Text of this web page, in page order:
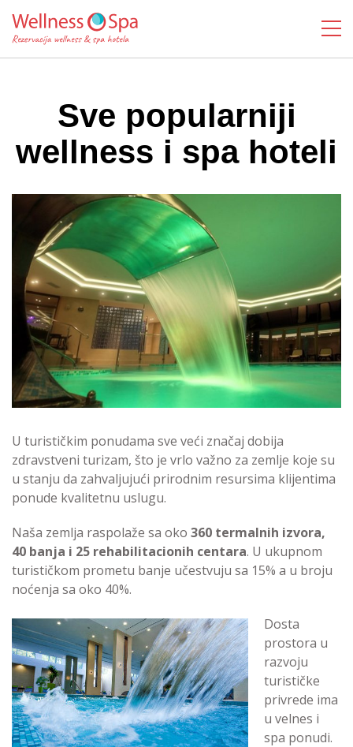
Sve popularniji
wellness i spa hoteli
U turističkim ponudama sve veći značaj dobija
zdravstveni turizam, što je vrlo važno za zemlje koje su
u stanju da zahvaljujući prirodnim resursima klijentima
ponude kvalitetnu uslugu.
Naša zemlja raspolaže sa oko 360 termalnih izvora,
40 banja i 25 rehabilitacionih centara. U ukupnom
turističkom prometu banje učestvuju sa 15% a u broju
noćenja sa oko 40%.
Dosta
prostora u
razvoju
turističke
privrede ima
u velnes i
spa ponudi.